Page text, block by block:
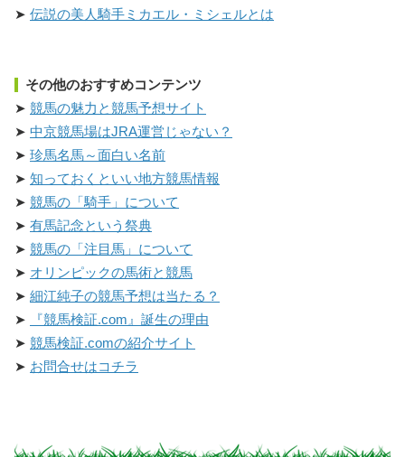
伝説の美人騎手ミカエル・ミシェルとは
その他のおすすめコンテンツ
競馬の魅力と競馬予想サイト
中京競馬場はJRA運営じゃない？
珍馬名馬～面白い名前
知っておくといい地方競馬情報
競馬の「騎手」について
有馬記念という祭典
競馬の「注目馬」について
オリンピックの馬術と競馬
細江純子の競馬予想は当たる？
『競馬検証.com』誕生の理由
競馬検証.comの紹介サイト
お問合せはコチラ